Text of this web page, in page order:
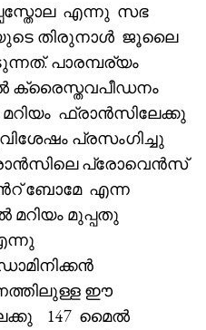
എന്നു സഭ
തിരുനാൾ ജൂലൈ
പാരമ്പര്യം
ക്രൈസ്തവപീഡനം
ഫ്രാൻസിലേക്കു
പ്രസംഗിച്ചു
പ്രോവെൻസ്
ബോമേ എന്ന
മുപ്പതു
ഈ
147 മൈൽ